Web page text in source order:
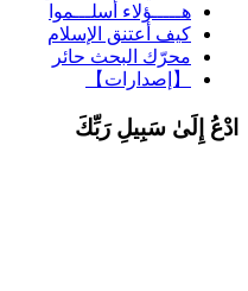
هـــــؤلاء أسلـــموا
كيف أعتنق الإسلام
محرّك البحث حائر
【إصدارات】
ادْعُ إِلَىٰ سَبِيلِ رَبِّكَ